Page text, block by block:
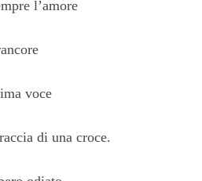
l’amore
voce
di una croce.